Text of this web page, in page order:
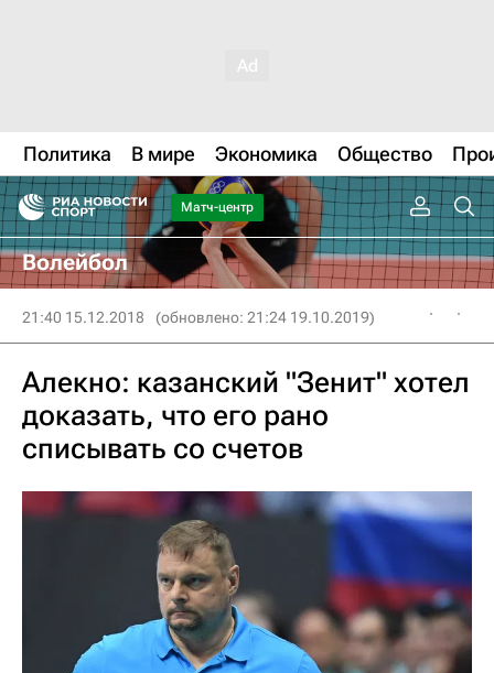
Политика В мире Экономика Общество
Матч-центр
Волейбол
21:40 15.12.2018 (обновлено: 21:24 19.10.2019)
Алекно: казанский "Зенит" хотел
доказать, что его рано
списывать со счетов